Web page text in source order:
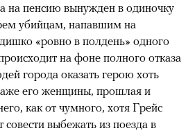
на пенсию вынужден в одиночку
убийцам, напавшим на
«ровно в полдень» одного
на фоне полного отказа
города оказать герою хоть
его женщины, прошлая и
как от чумного, хотя Грейс
совести выбежать из поезда в